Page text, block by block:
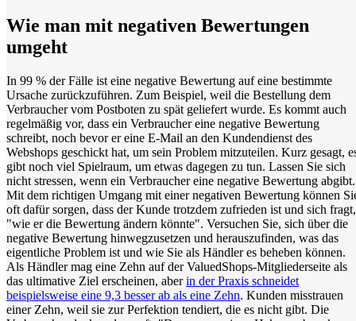
Wie man mit negativen Bewertungen
umgeht
In 99 % der Fälle ist eine negative Bewertung auf eine bestimmte
Ursache zurückzuführen. Zum Beispiel, weil die Bestellung dem
Verbraucher vom Postboten zu spät geliefert wurde. Es kommt auch
regelmäßig vor, dass ein Verbraucher eine negative Bewertung
schreibt, noch bevor er eine E-Mail an den Kundendienst des
Webshops geschickt hat, um sein Problem mitzuteilen. Kurz gesagt,
gibt noch viel Spielraum, um etwas dagegen zu tun. Lassen Sie sich
nicht stressen, wenn ein Verbraucher eine negative Bewertung abgibt.
Mit dem richtigen Umgang mit einer negativen Bewertung können
oft dafür sorgen, dass der Kunde trotzdem zufrieden ist und sich fragt,
"wie er die Bewertung ändern könnte". Versuchen Sie, sich über die
negative Bewertung hinwegzusetzen und herauszufinden, was das
eigentliche Problem ist und wie Sie als Händler es beheben können.
Als Händler mag eine Zehn auf der ValuedShops-Mitgliederseite als
das ultimative Ziel erscheinen, aberin der Praxis schneidet
beispielsweise eine 9,3 besser ab als eine Zehn. Kunden misstrauen
einer Zehn, weil sie zur Perfektion tendiert, die es nicht gibt. Die